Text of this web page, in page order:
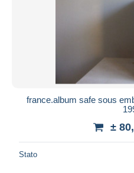
france.album safe sous
±
Stato